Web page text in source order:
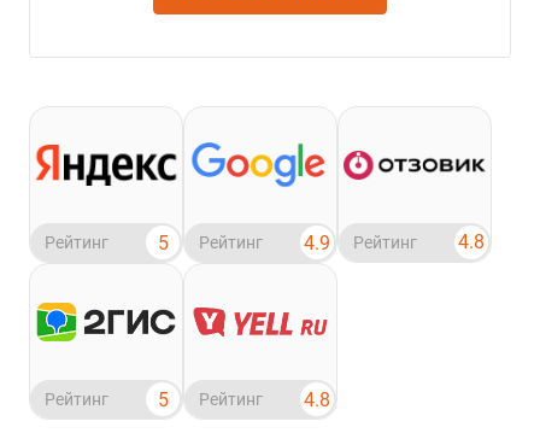
Рейтинг 5 Рейтинг 4.9 Рейтинг 4.8
Рейтинг 5 Рейтинг 4.8